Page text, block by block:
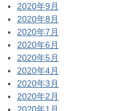
2020年9月
2020年8月
2020年7月
2020年6月
2020年5月
2020年4月
2020年3月
2020年2月
2020年1月